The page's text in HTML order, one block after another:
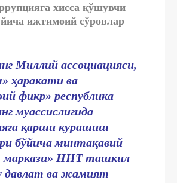
хисса қўшувчи
ижтимоий сўровлар
Миллий ассоциацияси,
ҳаракати ва
фикр» республика
муассислигида
қарши курашиш
бўйича минтақавий
маркази» ННТ ташкил
давлат ва жамият